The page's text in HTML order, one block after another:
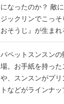
になったのか？ 敵に見つからないようにマ
ジックリンでこっ
おそうじ』が生まれ
パペットスンスン
場。お手紙を持っ
や、スンスンがプ
トなどがラインナッ